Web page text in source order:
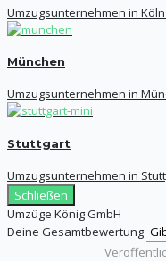
Umzugsunternehmen in
München
Umzugsunternehmen in
Stuttgart
Umzugsunternehmen in
Schließen
Umzüge König GmbH
Deine Gesamtbewertung